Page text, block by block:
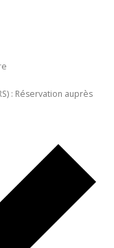
: Réservation auprès